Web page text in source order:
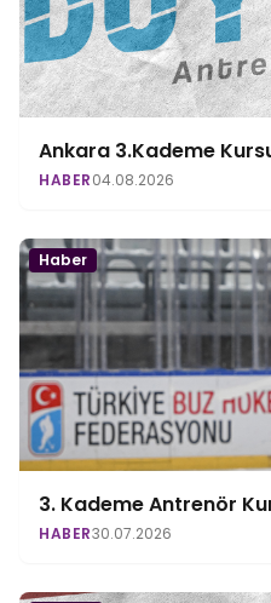
Ankara 3.Kademe
HABER04.08.2026
Haber
3. Kademe Antrenör
HABER30.07.2026